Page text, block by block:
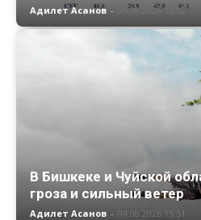
Адилет Асанов - 05.08.2026 12:52
В Бишкеке и Чуйской
гроза и сильный ветер
Адилет Асанов - 04.08.2026 15:51